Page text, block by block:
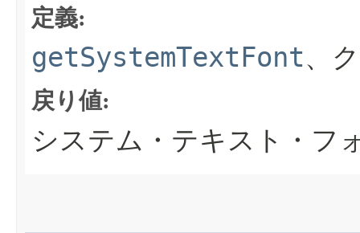
定義:
getSystemTextFont、
戻り値:
システム・テキスト・フ